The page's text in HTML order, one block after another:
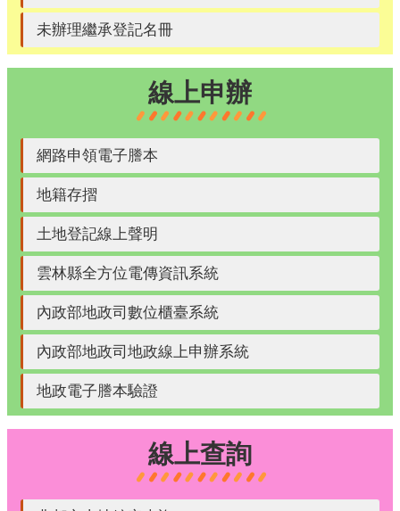
未辦理繼承登記名冊
線上申辦
網路申領電子謄本
地籍存摺
土地登記線上聲明
雲林縣全方位電傳資訊系統
內政部地政司數位櫃臺系統
內政部地政司地政線上申辦系統
地政電子謄本驗證
線上查詢